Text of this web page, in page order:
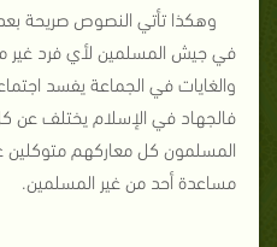
وهكذا تأتي النصوص صريحة
في جيش المسلمين لأي فرد غير
والغايات في الجماعة يفسد
فالجهاد في الإسلام يختلف عن
المسلمون كل معاركهم متوكلين
مساعدة أحد من غير المسلمين.